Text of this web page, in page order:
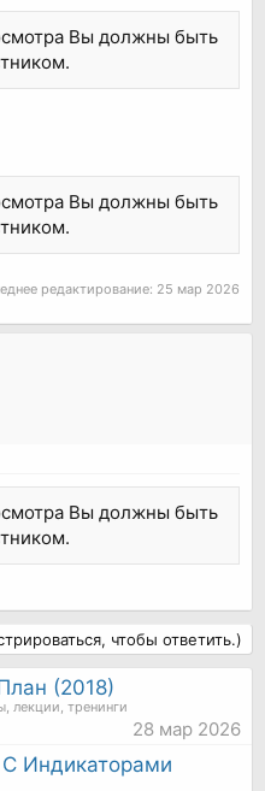
Вы должны быть
Вы должны быть
редактирование: 25 мар 2026
Вы должны быть
чтобы ответить.)
(2018)
лекции, тренинги
28 мар 2026
Индикаторами